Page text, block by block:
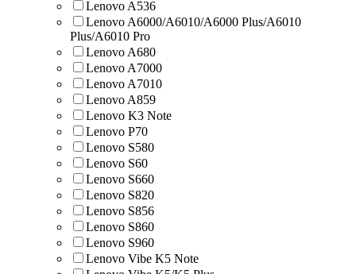
Lenovo A536
Lenovo A6000/A6010/A6000 Plus/A6010
Plus/A6010 Pro
Lenovo A680
Lenovo A7000
Lenovo A7010
Lenovo A859
Lenovo K3 Note
Lenovo P70
Lenovo S580
Lenovo S60
Lenovo S660
Lenovo S820
Lenovo S856
Lenovo S860
Lenovo S960
Lenovo Vibe K5 Note